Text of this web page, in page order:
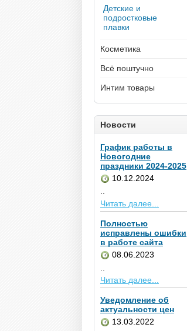
Детские и
подростковые
плавки
Косметика
Всё поштучно
Интим товары
Новости
График работы в
Новогодние
праздники 2024-2025
10.12.2024
..
Читать далее...
Полностью
исправлены ошибки
в работе сайта
08.06.2023
..
Читать далее...
Уведомление об
актуальности цен
13.03.2022